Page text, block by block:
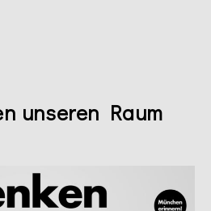
unseren Raum